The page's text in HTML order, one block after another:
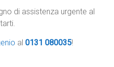
di assistenza urgente al
al 0131 080035!